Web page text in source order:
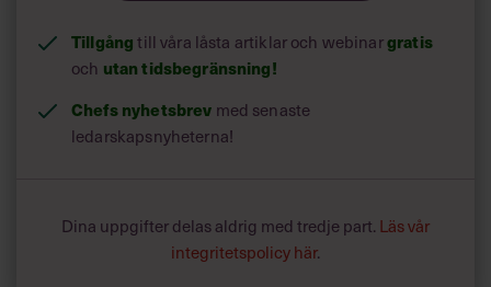
Tillgång till våra låsta artiklar och webinargratis
och utan tidsbegränsning!
Chefs nyhetsbrev med senaste
ledarskapsnyheterna!
Dina uppgifter delas aldrig med tredje part. Läs vår
integritetspolicy här.